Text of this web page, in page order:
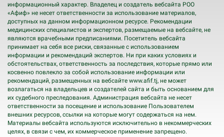
информационный характер. Владелец и создатель вебсайта РОО
«Афиф» не несет ответственности за использование материалов,
доступных на данном информационном ресурсе. Рекомендации
медицинских специалистов и экспертов, размещаемые на вебсайте, не
являются врачебными предписаниями. Посетитель вебсайта
принимает на себя все риски, связанные с использованием
информации и рекомендаций экспертов. Ни при каких условиях и
обстоятельствах, ответственность за последствия, которые прямо или
косвенно повлекло за собой использование информации или
рекомендаций, размещенных на вебсайте www.afif.tj, не может
возлагаться на владельцев и создателей сайта и быть основанием для
их судебного преследования. Администрация вебсайта не несет
ответственности за посещение и использование Пользователем
внешних ресурсов, ссылки на которые могут содержаться на нем.
Материалы вебсайта используются исключительно в некоммерческих
целях, в связи с чем, их коммерческое применение запрещено.